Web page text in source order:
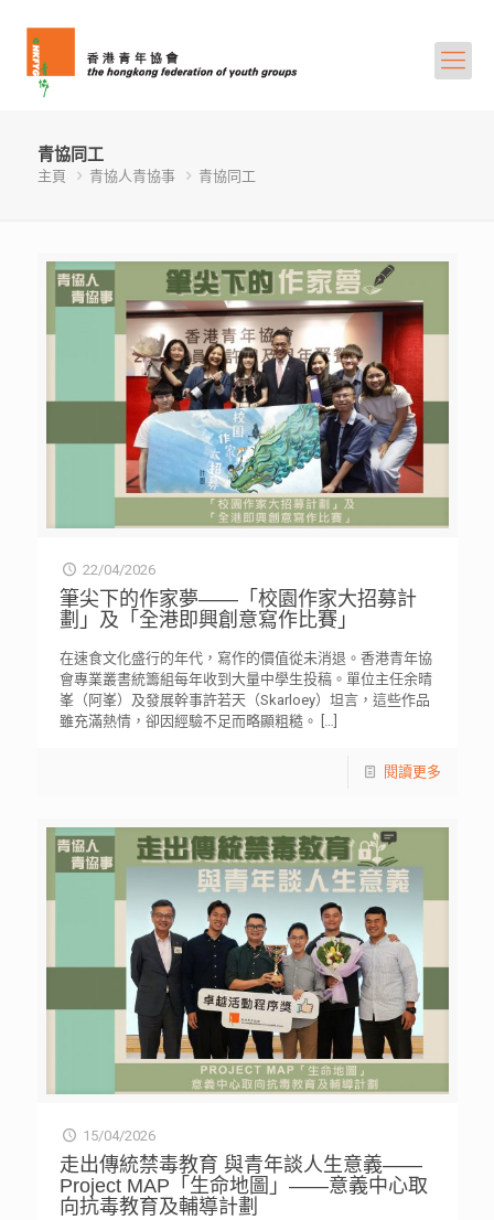
青協同工
主頁 青協人青協事 青協同工
22/04/2026
筆尖下的作家夢——「校園作家大招募計
劃」及「全港即興創意寫作比賽」
在速食文化盛行的年代，寫作的價值從未消退。香港青年協
會專業叢書統籌組每年收到大量中學生投稿。單位主任余晴
峯（阿峯）及發展幹事許若天（Skarloey）坦言，這些作品
雖充滿熱情，卻因經驗不足而略顯粗糙。
[…]
閱讀更多
15/04/2026
走出傳統禁毒教育 與青年談人生意義——
Project MAP「生命地圖」——意義中心取
向抗毒教育及輔導計劃